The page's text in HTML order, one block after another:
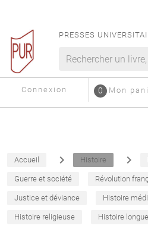
PRESSES
Connexion Mon
0
Accueil navigate_next Histoire navigate_next
Guerre et société Révolution
Justice et déviance Histoire
Histoire religieuse Histoire